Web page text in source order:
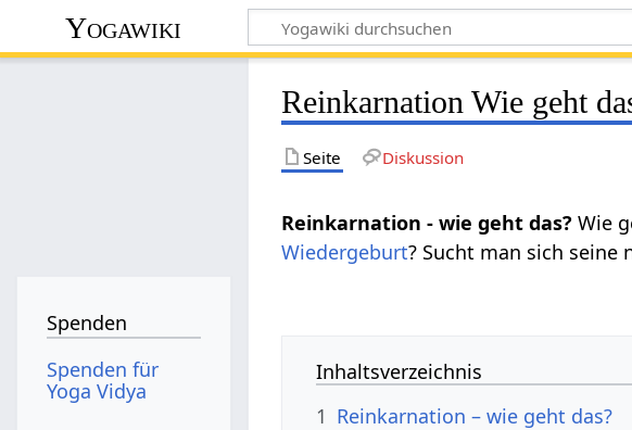
Yogawiki
Reinkarnation Wie geht
Seite Diskussion
Reinkarnation - wie geht das? Wie
Wiedergeburt? Sucht man sich seine
Inhaltsverzeichnis
1 Reinkarnation – wie geht das?
Spenden
Spenden für
Yoga Vidya